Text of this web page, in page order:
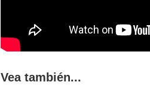
Vea también...